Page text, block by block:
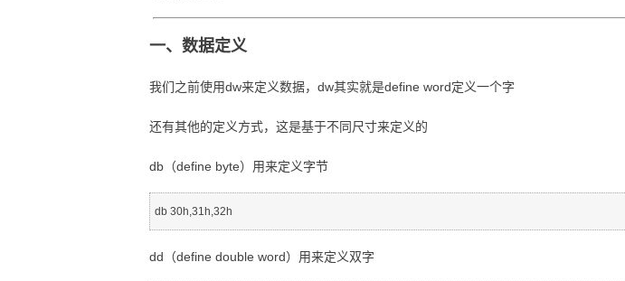
一、数据定义
我们之前使用dw来定义数据，dw其实就是define word定义一个字
还有其他的定义方式，这是基于不同尺寸来定义的
db（define byte）用来定义字节
dd（define double word）用来定义双字